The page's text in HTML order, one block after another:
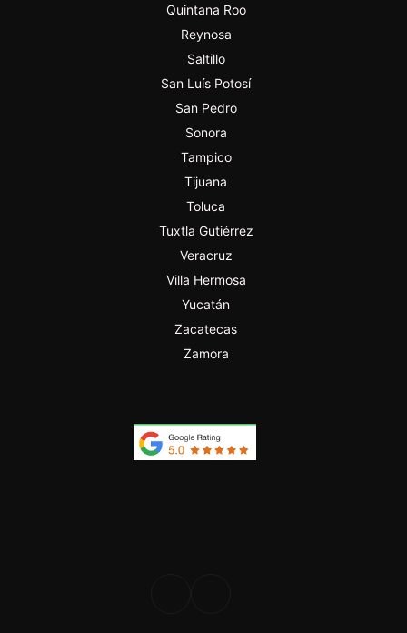
Quintana Roo
Reynosa
Saltillo
San Luís Potosí
San Pedro
Sonora
Tampico
Tijuana
Toluca
Tuxtla Gutiérrez
Veracruz
Villa Hermosa
Yucatán
Zacatecas
Zamora